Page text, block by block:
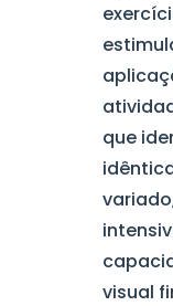
que
visual